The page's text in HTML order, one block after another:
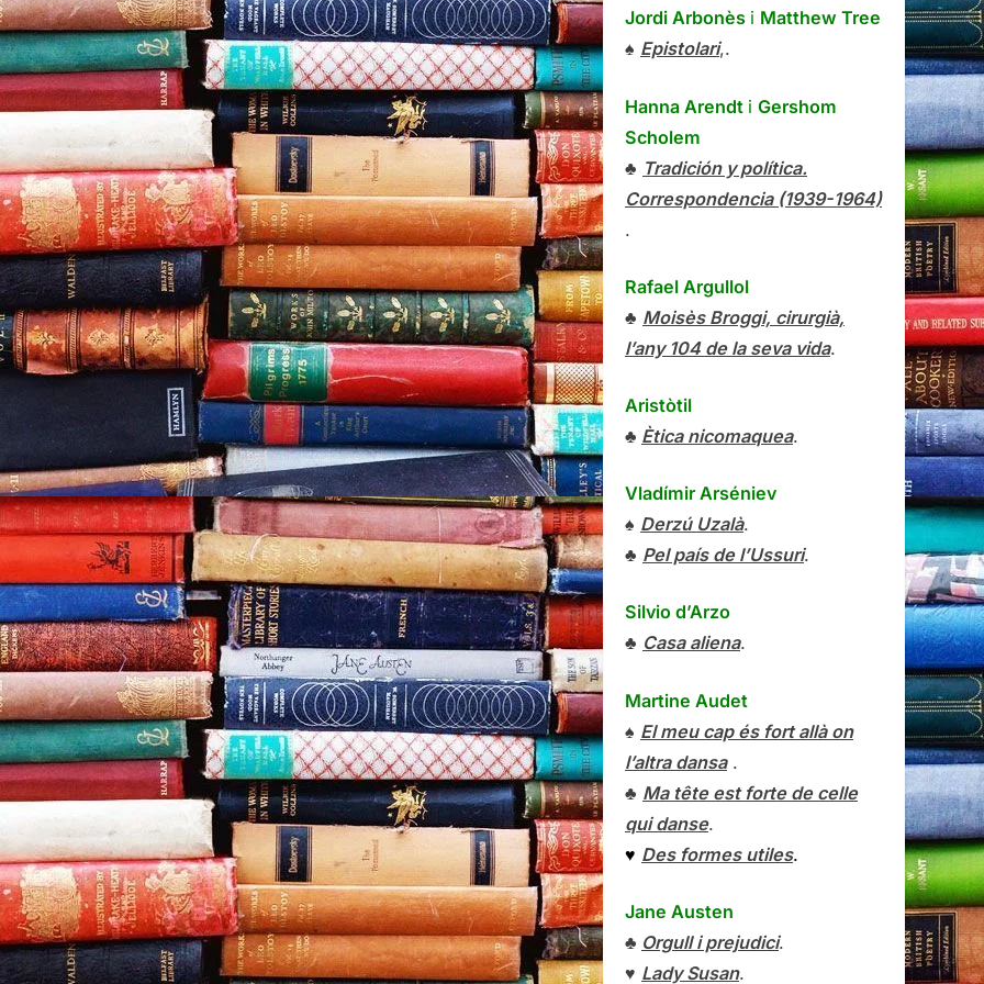
Jordi Arbonès i Matthew Tree
♠ Epistolari,.
Hanna Arendt i Gershom
Scholem
♣ Tradición y política.
Correspondencia (1939-1964)
.
Rafael Argullol
♣ Moisès Broggi, cirurgià,
l’any 104 de la seva vida.
Aristòtil
♣ Ètica nicomaquea.
Vladímir Arséniev
♠ Derzú Uzalà.
♣ Pel país de l’Ussuri.
Silvio d’Arzo
♣ Casa aliena.
Martine Audet
♠ El meu cap és fort allà on
l’altra dansa.
♣ Ma tête est forte de celle
qui danse.
♥ Des formes utiles.
Jane Austen
♣ Orgull i prejudici.
♥ Lady Susan.